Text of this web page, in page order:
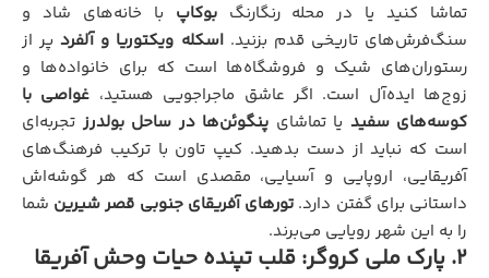
تماشا کنید یا در محله رنگارنگبوکاپ با خانه‌های شاد و
سنگ‌فرش‌های تاریخی قدم بزنید.اسکله ویکتوریا و آلفردپر از
رستوران‌های شیک و فروشگاه‌ها است که برای خانواده‌ها و
زوج‌ها ایده‌آل است. اگر عاشق ماجراجویی هستید، غواصی با
کوسه‌های سفید یا تماشای پنگوئن‌ها در ساحل بولدرز تجربه‌ای
است که نباید از دست بدهید. کیپ تاون با ترکیب فرهنگ‌های
آفریقایی، اروپایی و آسیایی، مقصدی است که هر گوشه‌اش
داستانی برای گفتن دارد. تورهای آفریقای جنوبی قصر شیرین شما
را به این شهر رویایی می‌برند.
۲. پارک ملی کروگر: قلب تپنده حیات وحش آفریقا